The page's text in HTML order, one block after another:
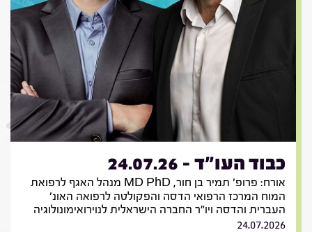
כבוד העו"ד - 24.07.26
אורח: פרופ' תמיר בן חור, MD PhD מנהל האגף לרפואת
המוח המרכז הרפואי הדסה והפקולטה לרפואה האונ'
העברית והדסה ויו"ר החברה הישראלית לנוירואימונולוגיה
24.07.2026